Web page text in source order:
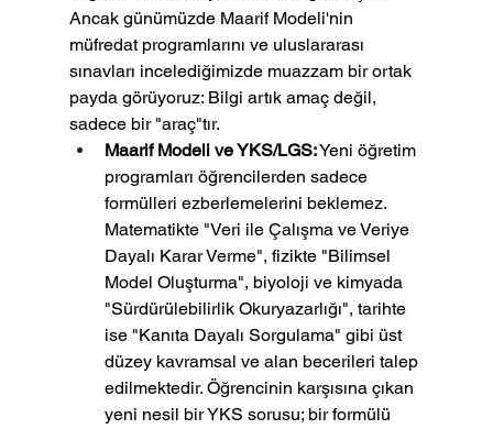
Ancak günümüzde Maarif Modeli'nin
müfredat programlarını ve uluslararası
sınavları incelediğimizde muazzam bir ortak
payda görüyoruz: Bilgi artık amaç değil,
sadece bir "araç"tır.
Maarif Modeli ve YKS/LGS: Yeni öğretim
programları öğrencilerden sadece
formülleri ezberlemelerini beklemez.
Matematikte "Veri ile Çalışma ve Veriye
Dayalı Karar Verme", fizikte "Bilimsel
Model Oluşturma", biyoloji ve kimyada
"Sürdürülebilirlik Okuryazarlığı", tarihte
ise "Kanıta Dayalı Sorgulama" gibi üst
düzey kavramsal ve alan becerileri talep
edilmektedir. Öğrencinin karşısına çıkan
yeni nesil bir YKS sorusu; bir formülü